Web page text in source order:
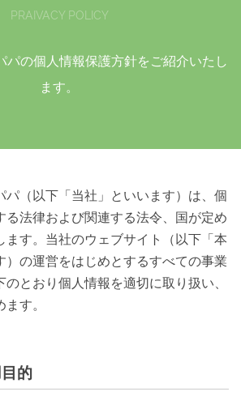
PRAIVACY POLICY
パの個人情報保護方針をご紹介いたし
ます。
パ（以下「当社」といいます）は、個
る法律および関連する法令、国が定め
ます。当社のウェブサイト（以下「本
）の運営をはじめとするすべての事業
とおり個人情報を適切に取り扱い、
す。
的